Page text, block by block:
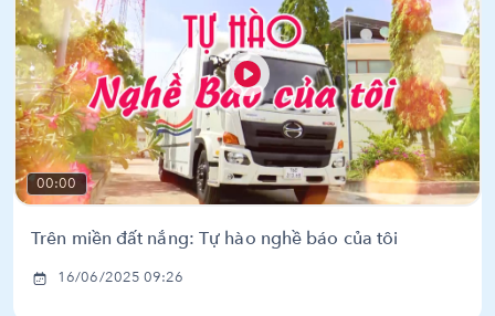
00:00
Trên miền đất nắng: Tự hào nghề báo của tôi
16/06/2025 09:26